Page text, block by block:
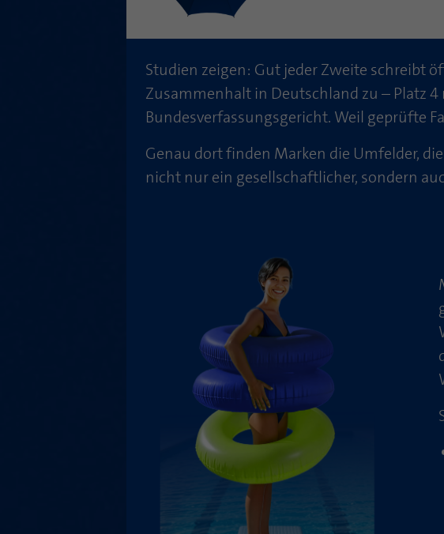
Studien zeigen: Gut jeder Zweite schreibt
Zusammenhalt in Deutschland zu – Platz
Bundesverfassungsgericht. Weil geprüfte
Genau dort finden Marken die Umfelder,
nicht nur ein gesellschaftlicher, sondern